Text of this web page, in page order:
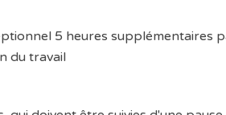
5 heures supplémentaires
du travail